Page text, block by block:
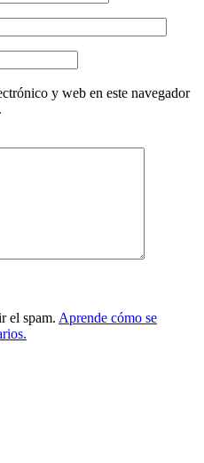
y web en este navegador
el spam. Aprende cómo se